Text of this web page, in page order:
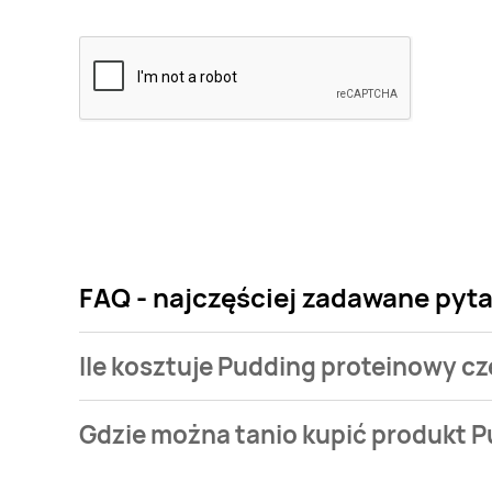
FAQ - najczęściej zadawane
Ile kosztuje Pudding proteinowy
proteinowy czekoladowy PILOS HIGH PROTEIN
Gdzie można tanio kupić produkt